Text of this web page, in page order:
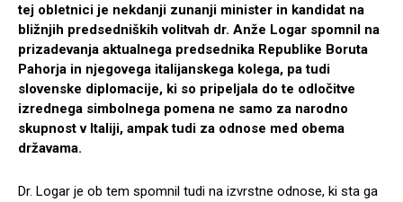
tej obletnici je nekdanji zunanji minister in kandidat na
bližnjih predsedniških volitvah dr. Anže Logar spomnil na
prizadevanja aktualnega predsednika Republike Boruta
Pahorja in njegovega italijanskega kolega, pa tudi
slovenske diplomacije, ki so pripeljala do te odločitve
izrednega simbolnega pomena ne samo za narodno
skupnost v Italiji, ampak tudi za odnose med obema
državama.
Dr. Logar je ob tem spomnil tudi na izvrstne odnose, ki sta ga